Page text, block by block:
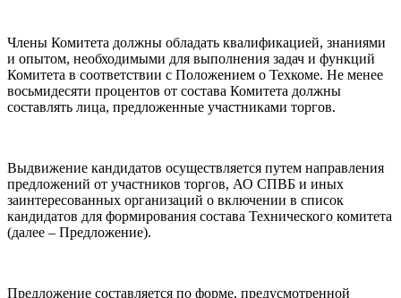
Члены Комитета должны обладать квалификацией, знаниями
и опытом, необходимыми для выполнения задач и функций
Комитета в соответствии с Положением о Техкоме. Не менее
восьмидесяти процентов от состава Комитета должны
составлять лица, предложенные участниками торгов.
Выдвижение кандидатов осуществляется путем направления
предложений от участников торгов, АО СПВБ и иных
заинтересованных организаций о включении в список
кандидатов для формирования состава Технического комитета
(далее – Предложение).
Предложение составляется по форме, предусмотренной